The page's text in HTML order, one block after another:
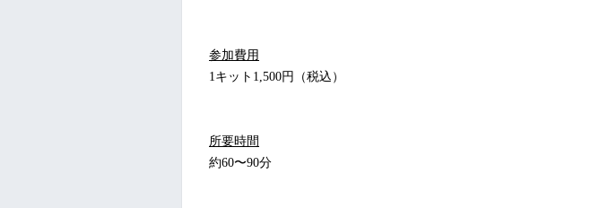
参加費用
1キット1,500円（税込）
所要時間
約60〜90分